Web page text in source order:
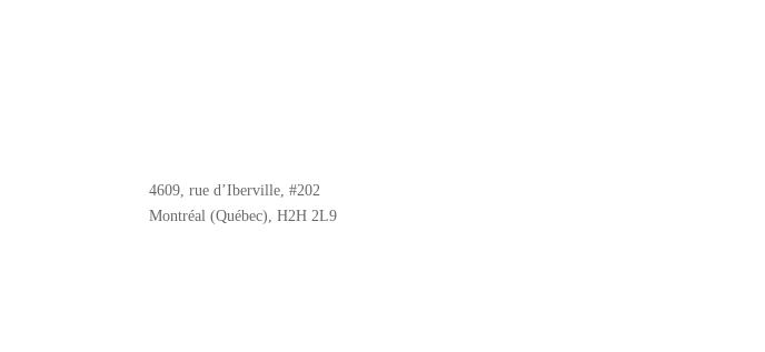
4609, rue d’Iberville, #202
Montréal (Québec), H2H 2L9